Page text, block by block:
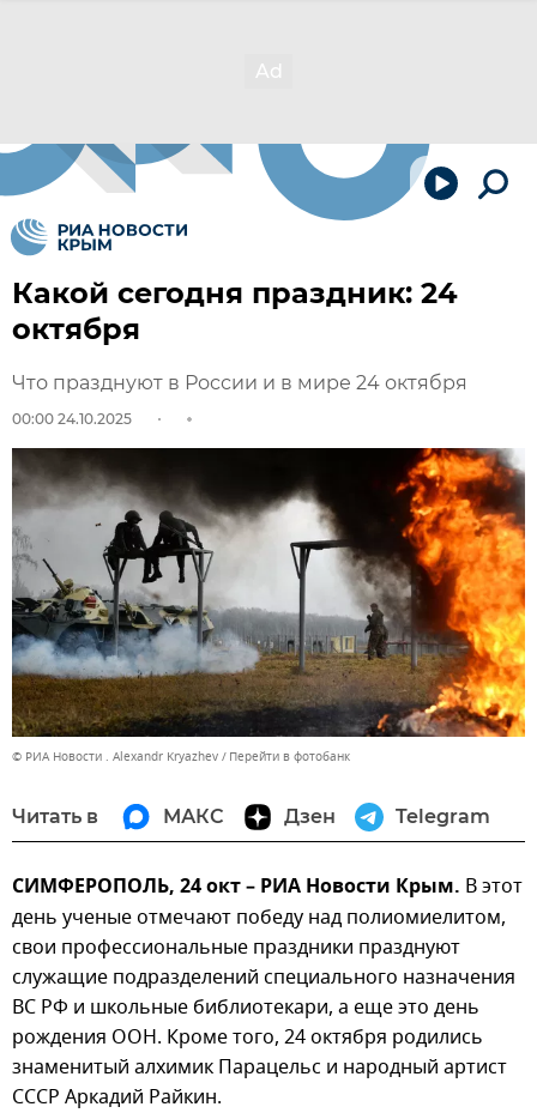
Какой сегодня праздник: 24
октября
Что празднуют в России и в мире 24 октября
00:00 24.10.2025
© РИА Новости . Alexandr Kryazhev Перейти в фотобанк
Читать в МАКС Дзен Telegram
СИМФЕРОПОЛЬ, 24 окт – РИА Новости Крым. В этот
день ученые отмечают победу над полиомиелитом,
свои профессиональные праздники празднуют
служащие подразделений специального назначения
ВС РФ и школьные библиотекари, а еще это день
рождения ООН. Кроме того, 24 октября родились
знаменитый алхимик Парацельс и народный артист
СССР Аркадий Райкин.